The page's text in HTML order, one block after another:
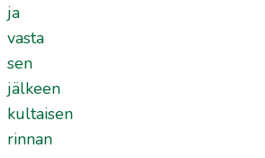
ja
vasta
sen
jälkeen
kultaisen
rinnan